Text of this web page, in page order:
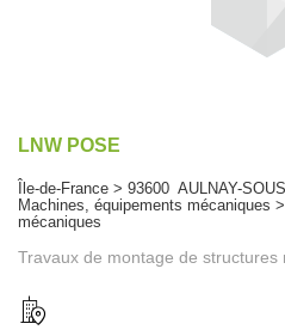
LNW POSE
Île-de-France > 93600 AULNAY-
Machines, équipements mécaniques
mécaniques
Travaux de montage de structures